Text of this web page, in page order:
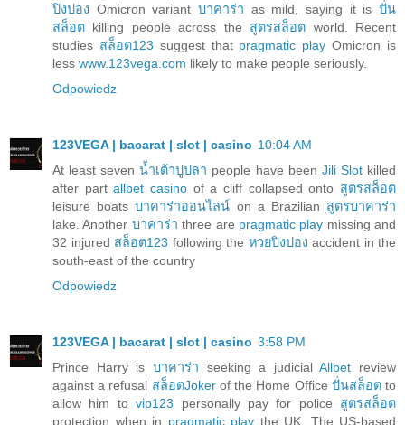
ปิงปอง Omicron variant บาคาร่า as mild, saying it is ปั่น
สล็อต killing people across the สูตรสล็อต world. Recent
studies สล็อต123 suggest that pragmatic play Omicron is
less www.123vega.com likely to make people seriously.
Odpowiedz
123VEGA | bacarat | slot | casino 10:04 AM
At least sevenน้ำเต้าปูปลา people have been Jili Slotkilled
after partallbet casino of a cliff collapsed onto สูตรสล็อต
leisure boatsบาคาร่าออนไลน์ on a Brazilian สูตรบาคาร่า
lake. Another บาคาร่า three are pragmatic play missing and
32 injured สล็อต123 following the หวยปิงปอง accident in the
south-east of the country
Odpowiedz
123VEGA | bacarat | slot | casino 3:58 PM
Prince Harry is บาคาร่า seeking a judicialAllbet review
against a refusal สล็อตJokerof the Home Office ปั่นสล็อตto
allow him tovip123 personally pay for police สูตรสล็อต
protection when in pragmatic play the UK. The US-based